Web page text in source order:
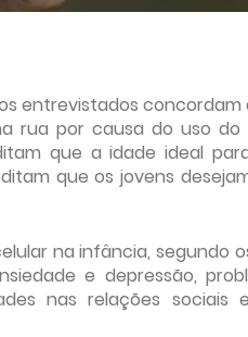
entrevistados concordam
rua por causa do uso do
que a idade ideal
que os jovens
na infância, segundo
e depressão,
nas relações sociais